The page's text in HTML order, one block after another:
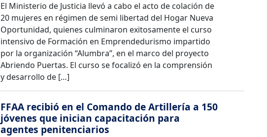
El Ministerio de Justicia llevó a cabo el acto de colación de
20 mujeres en régimen de semi libertad del Hogar Nueva
Oportunidad, quienes culminaron exitosamente el curso
intensivo de Formación en Emprendedurismo impartido
por la organización “Alumbra”, en el marco del proyecto
Abriendo Puertas. El curso se focalizó en la comprensión
y desarrollo de […]
FFAA recibió en el Comando de Artillería a 150
jóvenes que inician capacitación para
agentes penitenciarios